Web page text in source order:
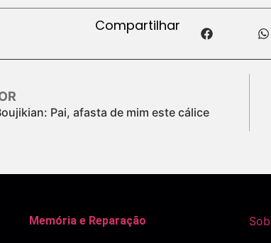
Compartilhar
Pai, afasta de mim este cálice
Memória e Reparação